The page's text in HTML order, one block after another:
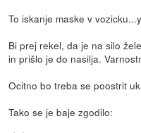
To iskanje maske v
Bi prej rekel, da je na silo
in prišlo je do nasilja.
Ocitno bo treba se poostrit
Tako se je baje zgodilo: